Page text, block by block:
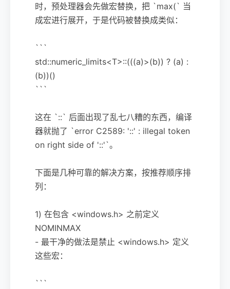
时，预处理器会先做宏替换，把 `max(` 当
成宏进行展开，于是代码被替换成类似：
```
std::numeric_limits<T>::(((a)>(b)) ? (a) :
(b))()
```
这在 `::` 后面出现了乱七八糟的东西，编译
器就抛了 `error C2589: '::' : illegal token
on right side of '::'`。
下面是几种可靠的解决方案，按推荐顺序排
列：
1) 在包含 <windows.h> 之前定义
NOMINMAX
- 最干净的做法是禁止 <windows.h> 定义
这些宏：
```